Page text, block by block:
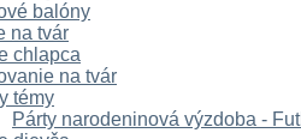
balóny
na tvár
chlapca
na tvár
témy
Párty narodeninová výzdoba -